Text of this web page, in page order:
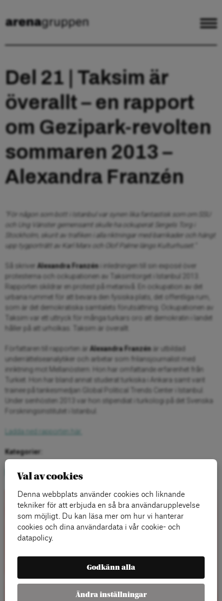
Del 21 | Taksim är
överallt – en rapport
om Gezipark-revolten
sommaren 2013 –
Alexandra Franzén
”För någon som bott i Istanbul var synen lika fantastisk som om SSU
och Ung Vänster gemensamt skulle ha ockuperat Sergels Torg i
Stockholm, skurit av trafiken i alla riktningar med barrikader och hängt
upp tygporträtt av Karl Marx och Olof Palme längs Kulturhuset.”
Så skriver Alexandra Franzén i inledningen till sin exposé över
protesterna och ockupationen av Taksimtorget i Istanbul 2013.
Rapporten skildrar en protest på metanivå. En ockupation av det
urbana rummet för att bevara den fysiska plats, det offentliga rum,
som är det demokratiska samtalets förutsättning. Ockupationen av
Taksim var ett uttryck för många turkars oro att demokratin i landet
håller på att urholkas. Taksim är överallt.
Författaren till rapporten är Alexandra Franzén är utbildad
underrättelseanalytiker och arbetar som frilansjournalist med
inriktning mot Mellanöstern. Hon har omfattande erfarenhet från
Turkiet. Hon har bland annat studerat turkiska i Ankara samt varit
trainee på tankesmedjan Global Political Trends Center i Istanbul.
Under senhösten 2013 var hon stipendiat i turkologi på det Svenska
Forskningsinstitutet i Istanbul.
Ladda ned rapporten här.
Kategorier:
Ny Tid
Rapporter
Val av cookies
Denna webbplats använder cookies och liknande
tekniker för att erbjuda en så bra användarupplevelse
som möjligt. Du kan läsa mer om hur vi hanterar
cookies och dina användardata i vår cookie- och
datapolicy.
Godkänn alla
Ändra inställningar